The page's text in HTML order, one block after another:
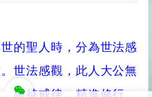
的聖人時，分為世法感
世法感觀，此人大公無
嚴持戒律，精進修行。